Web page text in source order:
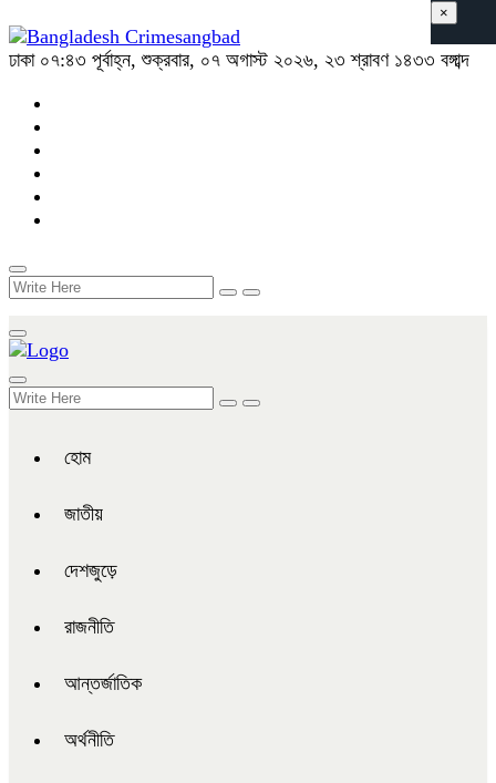
ঢাকা ০৭:৪৩ পূর্বাহ্ন, শুক্রবার, ০৭ অগাস্ট ২০২৬, ২৩ শ্রাবণ ১৪৩৩ বঙ্গাব্দ
হোম
জাতীয়
দেশজুড়ে
রাজনীতি
আন্তর্জাতিক
অর্থনীতি
×